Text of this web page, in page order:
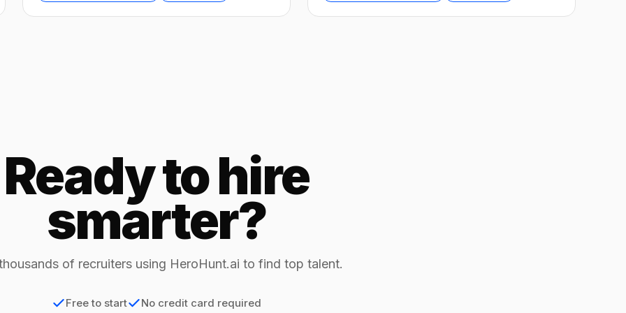
Ready to hire
smarter?
of recruiters using HeroHunt.ai to find top talent.
Free to start No credit card required